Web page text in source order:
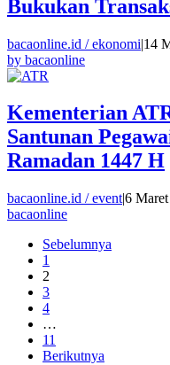
Bukukan
bacaonline.id / ekonomi|14
by bacaonline
Kementerian
Santunan
Ramadan 1447 H
bacaonline.id / event|6
bacaonline
Sebelumnya
1
2
3
4
…
11
Berikutnya